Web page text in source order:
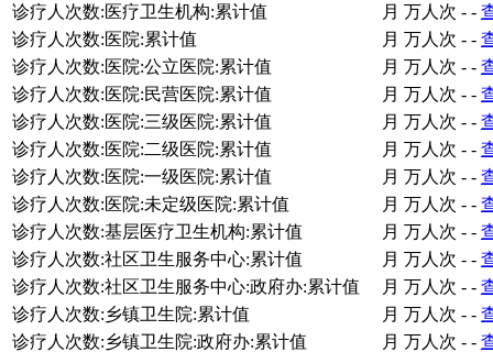
诊疗人次数:医疗卫生机构:累计值
月 万人次 - -
诊疗人次数:医院:累计值
月 万人次 - -
诊疗人次数:医院:公立医院:累计值
月 万人次 - -
诊疗人次数:医院:民营医院:累计值
月 万人次 - -
诊疗人次数:医院:三级医院:累计值
月 万人次 - -
诊疗人次数:医院:二级医院:累计值
月 万人次 - -
诊疗人次数:医院:一级医院:累计值
月 万人次 - -
诊疗人次数:医院:未定级医院:累计值
月 万人次 - -
诊疗人次数:基层医疗卫生机构:累计值
月 万人次 - -
诊疗人次数:社区卫生服务中心:累计值
月 万人次 - -
诊疗人次数:社区卫生服务中心:政府办:累计值
月 万人次 - -
诊疗人次数:乡镇卫生院:累计值
月 万人次 - -
诊疗人次数:乡镇卫生院:政府办:累计值
月 万人次 - -